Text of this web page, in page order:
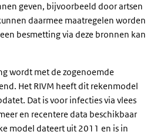
geven, bijvoorbeeld door artsen
daarmee maatregelen worden
besmetting via deze bronnen kan
wordt met de zogenoemde
Het RIVM heeft dit rekenmodel
Dat is voor infecties via vlees
en recentere data beschikbaar
model dateert uit 2011 en is in